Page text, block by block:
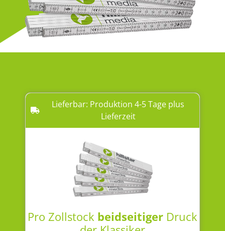
Lieferbar: Produktion 4-5 Tage plus
Lieferzeit
Pro Zollstock beidseitiger Druck